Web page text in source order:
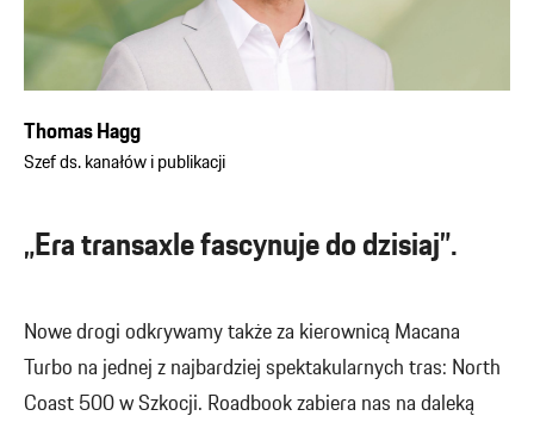
Thomas Hagg
Szef ds. kanałów i publikacji
„Era transaxle fascynuje do dzisiaj”.
Nowe drogi odkrywamy także za kierownicą Macana
Turbo na jednej z najbardziej spektakularnych tras: North
Coast 500 w Szkocji. Roadbook zabiera nas na daleką